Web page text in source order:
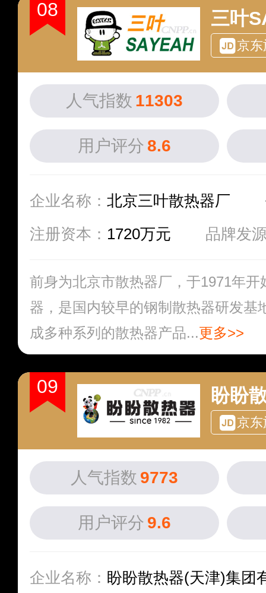
08 三叶
京
人气指数 11303
用户评分 8.6
企业名称： 北京三叶散热器厂
注册资本： 1720万元 品牌发
前身为北京市散热器厂，于1971年
器，是国内较早的钢制散热器研发基
成多种系列的散热器产品...更多>>
09 盼盼
京
人气指数 9773
用户评分 9.6
企业名称： 盼盼散热器(天津)集团